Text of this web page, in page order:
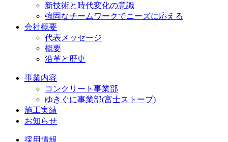
新技術と時代変化の意識
強固なチームワークでニーズに応える
会社概要
代表メッセージ
概要
沿革と歴史
事業内容
コンクリート事業部
ゆきぐに事業部(富士ストーブ)
施工実績
お知らせ
採用情報